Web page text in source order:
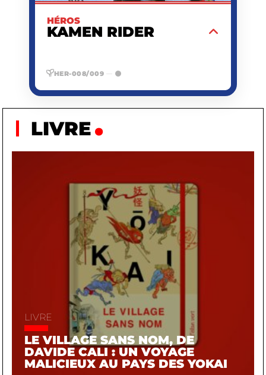
HÉROS
KAMEN RIDER
HER-008/009 —
TAILLE
1,80 M
Shocker, il parvient à s'échapper avant
d'être reprogrammé et utilise ses
nouveaux pouvoirs d'insecte mutant et
LIVRE
LIVRE
LE VILLAGE SANS NOM, DE
DAVIDE CALI : UN VOYAGE
MALICIEUX AU PAYS DES YOKAI